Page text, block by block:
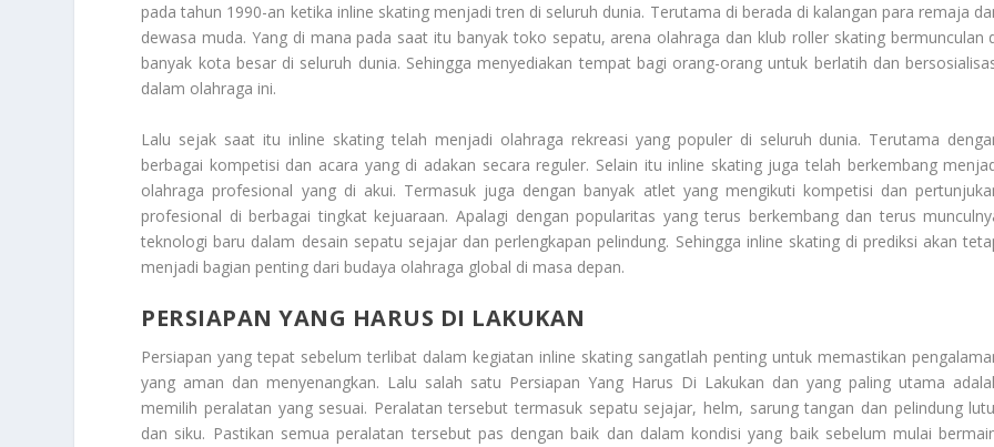
pada tahun 1990-an ketika inline skating menjadi tren di seluruh dunia. Terutama di berada di kalangan para remaja
dewasa muda. Yang di mana pada saat itu banyak toko sepatu, arena olahraga dan klub roller skating bermunculan
banyak kota besar di seluruh dunia. Sehingga menyediakan tempat bagi orang-orang untuk berlatih dan
dalam olahraga ini.
Lalu sejak saat itu inline skating telah menjadi olahraga rekreasi yang populer di seluruh dunia. Terutama
berbagai kompetisi dan acara yang di adakan secara reguler. Selain itu inline skating juga telah berkembang
olahraga profesional yang di akui. Termasuk juga dengan banyak atlet yang mengikuti kompetisi dan
profesional di berbagai tingkat kejuaraan. Apalagi dengan popularitas yang terus berkembang dan terus
teknologi baru dalam desain sepatu sejajar dan perlengkapan pelindung. Sehingga inline skating di prediksi akan
menjadi bagian penting dari budaya olahraga global di masa depan.
PERSIAPAN YANG HARUS DI LAKUKAN
Persiapan yang tepat sebelum terlibat dalam kegiatan inline skating sangatlah penting untuk memastikan
yang aman dan menyenangkan. Lalu salah satu Persiapan Yang Harus Di Lakukan dan yang paling utama
memilih peralatan yang sesuai. Peralatan tersebut termasuk sepatu sejajar, helm, sarung tangan dan pelindung
dan siku. Pastikan semua peralatan tersebut pas dengan baik dan dalam kondisi yang baik sebelum mulai